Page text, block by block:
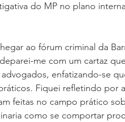
do MP no plano
ao fórum criminal da
me com um cartaz
enfatizando-se
Fiquei refletindo por
feitas no campo prático
como se comportar